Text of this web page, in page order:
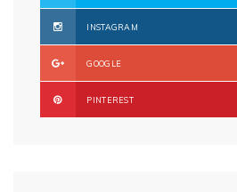
INSTAGRAM
GOOGLE
PINTEREST